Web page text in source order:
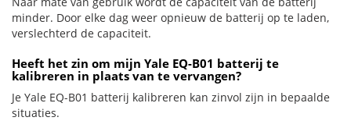
minder. Door elke dag weer opnieuw de batterij op te laden,
verslechterd de capaciteit.
Heeft het zin om mijn Yale EQ-B01 batterij te
kalibreren in plaats van te vervangen?
Je Yale EQ-B01 batterij kalibreren kan zinvol zijn in bepaalde
situaties.